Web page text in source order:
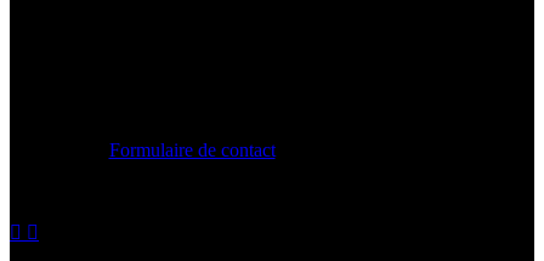
Formulaire de contact